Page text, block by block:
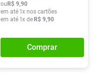
ou R$ 9,90
em até 1x nos cartões
em até 1x de R$ 9,90
Comprar